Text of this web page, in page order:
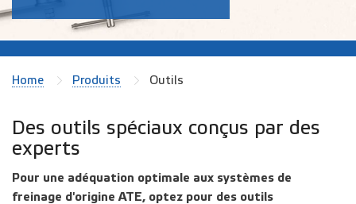
Home Produits Outils
Des outils spéciaux conçus par des
experts
Pour une adéquation optimale aux systèmes de
freinage d'origine ATE, optez pour des outils